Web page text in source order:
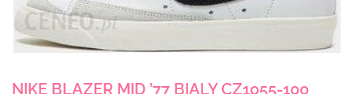
NIKE BLAZER MID ’77 BIALY CZ1055-100